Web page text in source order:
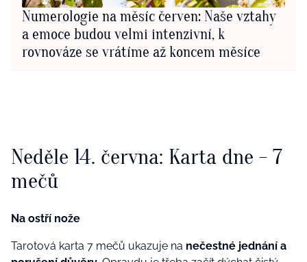
Numerologie na měsíc červen: Naše vztahy
a emoce budou velmi intenzivní, k
rovnováze se vrátíme až koncem měsíce
Neděle 14. června: Karta dne - 7
mečů
Na ostří nože
Tarotová karta 7 mečů ukazuje na nečestné jednání a